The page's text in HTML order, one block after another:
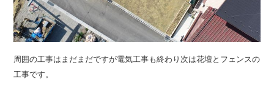
周囲の工事はまだまだですが電気工事も終わり次は花壇とフェンスの
工事です。